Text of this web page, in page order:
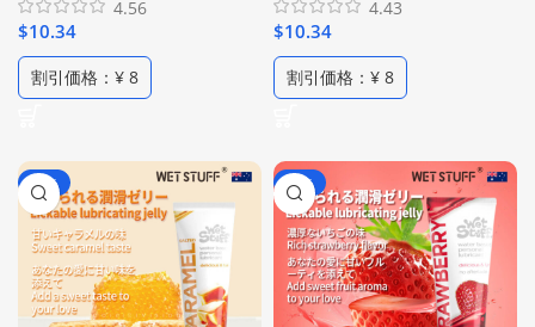
油、低過敏性人體潤滑油、高
比例草莓精華配方、純植物水
果潤滑劑、旅行便攜裝 （每包
3克/ 6包）
4.56
$10.34
割引価格：¥ 8
油，純植物焦糖配方、水溶性
低刺激、甜味潤滑啫咖哩、旅
行便攜裝 （每包 3克/ 6包）
4.43
$10.34
割引価格：¥ 8
-73% -73%